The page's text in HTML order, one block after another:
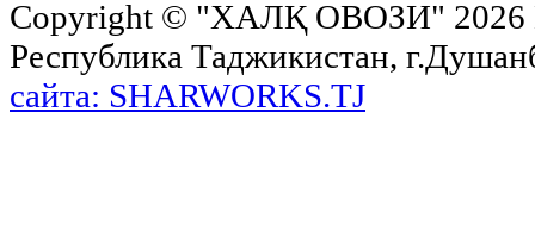
Copyright © "ХАЛҚ ОВОЗИ"
Республика Таджикистан,
сайта: SHARWORKS.TJ